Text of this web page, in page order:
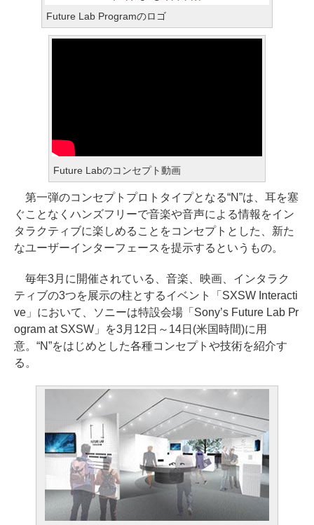
Future Lab Programのロゴ
Future Labのコンセプト動画
第一弾のコンセプトプロトタイプとなる“N”は、耳を塞
ぐことなくハンズフリーで音楽や音声による情報をイン
タラクティブに楽しめることをコンセプトとした、新た
なユーザーインターフェースを提示するというもの。
毎年3月に開催されている、音楽、映画、インタラク
ティブの3つを展示の柱とするイベント「SXSW Interacti
ve」において、ソニーは特設会場「Sony’s Future Lab Pr
ogram at SXSW」を3月12日～14日(米国時間)に用
意。“N”をはじめとした各種コンセプトや技術を紹介す
る。